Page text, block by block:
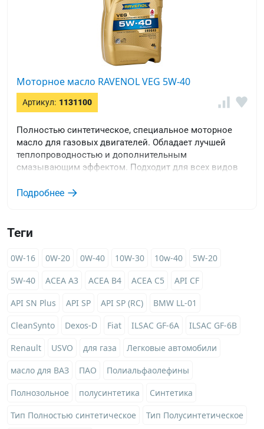
Теги
0W-16 0W-20 0W-40 10W-30 10w-40
5W-20
5W-40
ACEA A3 ACEA B4 ACEA C5
API CF
API SN Plus
API SP API SP (RC)
BMW LL-01
CleanSynto
Dexos-D Fiat ILSAC GF-6A
ILSAC GF-6B
Renault
USVO для газа
Легковые автомобили
масло для ВАЗ
ПАО
Полиальфаолефины
Полнозольное
полусинтетика
Синтетика
Тип Полностью синтетическое
Тип Полусинтетическое
Моторное масло RAVENOL VEG 5W-40
Артикул: 1131100
Полностью синтетическое, специальное моторное
масло для газовых двигателей. Обладает лучшей
теплопроводностью и дополнительным
смазывающим эффектом. Подходит для всех видов
ACEA A3/B4 или API SM/CF.
Подробнее